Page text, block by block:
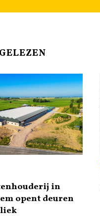
in
opent deuren